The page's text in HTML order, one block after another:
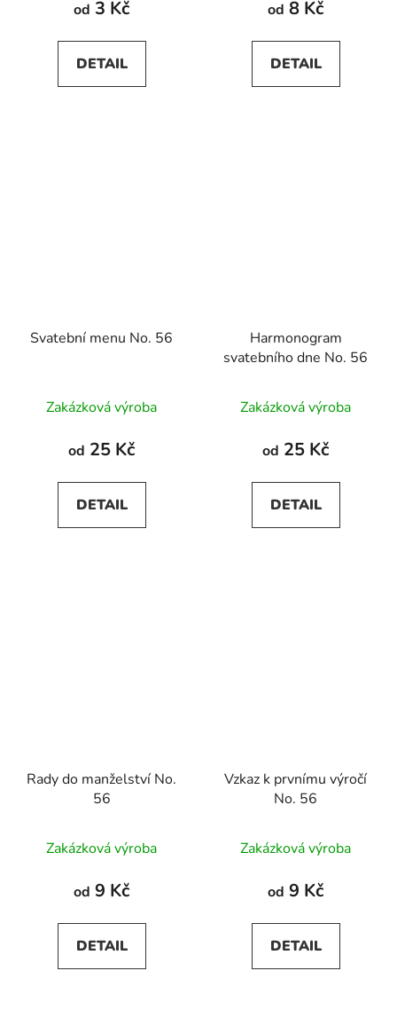
5,0
z
od 3 Kč
DETAIL
od 8 Kč
DETAIL
Svatební menu No. 56
Zakázková výroba
od 25 Kč
DETAIL
Harmonogram
svatebního dne No. 56
Zakázková výroba
od 25 Kč
DETAIL
Rady do manželství No.
56
Zakázková výroba
od 9 Kč
DETAIL
Vzkaz k prvnímu výročí
No. 56
Zakázková výroba
od 9 Kč
DETAIL